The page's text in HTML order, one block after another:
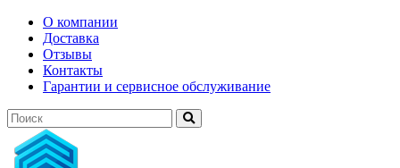
О компании
Доставка
Отзывы
Контакты
Гарантии и сервисное обслуживание